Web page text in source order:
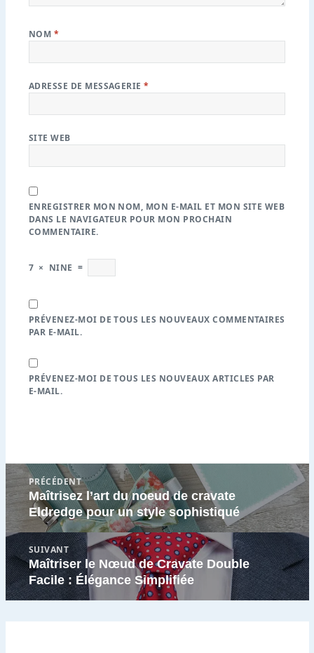
NOM *
ADRESSE DE MESSAGERIE*
SITE WEB
ENREGISTRER MON NOM, MON E-MAIL ET MON SITE WEB
DANS LE NAVIGATEUR POUR MON PROCHAIN
COMMENTAIRE.
7 × NINE =
PRÉVENEZ-MOI DE TOUS LES NOUVEAUX COMMENTAIRES
PAR E-MAIL.
PRÉVENEZ-MOI DE TOUS LES NOUVEAUX ARTICLES PAR
E-MAIL.
Navigation
l’article
PRÉCÉDENT
Article
précédent
Maîtrisez l’art du noeud de cravate
Eldredge pour un style sophistiqué
SUIVANT
Article
suivant
:
Maîtriser le Nœud de Cravate Double
Facile : Élégance Simplifiée